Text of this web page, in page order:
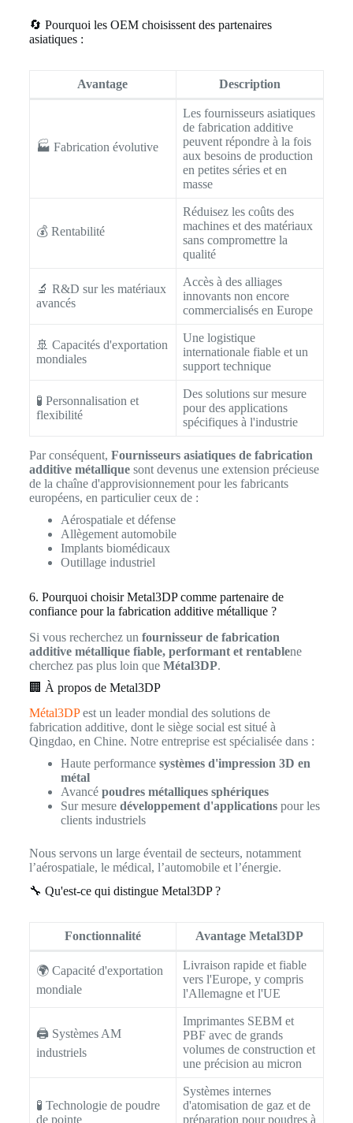
🔄 Pourquoi les OEM choisissent des partenaires
asiatiques :
Avantage Description
🏭 Fabrication évolutive
Les fournisseurs asiatiques
de fabrication additive
peuvent répondre à la fois
aux besoins de production
en petites séries et en
masse
💰 Rentabilité
Réduisez les coûts des
machines et des matériaux
sans compromettre la
qualité
🔬 R&D sur les matériaux
avancés
Accès à des alliages
innovants non encore
commercialisés en Europe
🚢 Capacités d'exportation
mondiales
Une logistique
internationale fiable et un
support technique
🧪 Personnalisation et
flexibilité
Des solutions sur mesure
pour des applications
spécifiques à l'industrie
Par conséquent, Fournisseurs asiatiques de fabrication
additive métalliquesont devenus une extension précieuse
de la chaîne d'approvisionnement pour les fabricants
européens, en particulier ceux de :
Aérospatiale et défense
Allègement automobile
Implants biomédicaux
Outillage industriel
6. Pourquoi choisir Metal3DP comme partenaire de
confiance pour la fabrication additive métallique ?
Si vous recherchez un fournisseur de fabrication
additive métallique fiable, performant et rentablene
cherchez pas plus loin que Métal3DP.
🏢 À propos de Metal3DP
Métal3DPest un leader mondial des solutions de
fabrication additive, dont le siège social est situé à
Qingdao, en Chine. Notre entreprise est spécialisée dans :
Haute performance systèmes d'impression 3D en
métal
Avancé poudres métalliques sphériques
Sur mesure développement d'applicationspour les
clients industriels
Nous servons un large éventail de secteurs, notamment
l’aérospatiale, le médical, l’automobile et l’énergie.
🔧 Qu'est-ce qui distingue Metal3DP ?
Fonctionnalité Avantage Metal3DP
🌍 Capacité d'exportation
mondiale
Livraison rapide et fiable
vers l'Europe, y compris
l'Allemagne et l'UE
🖨️ Systèmes AM
industriels
Imprimantes SEBM et
PBF avec de grands
volumes de construction et
une précision au micron
🧪 Technologie de poudre
de pointe
Systèmes internes
d'atomisation de gaz et de
préparation pour poudres à